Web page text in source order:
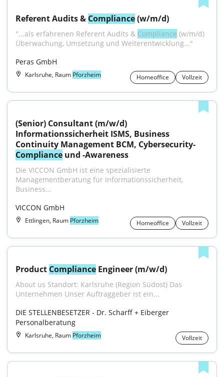
Referent Audits & Compliance (w/m/d)
"...als erfahrenen Referent Audits & Compliance (w/m/d)
Überwachung, Umsetzung und Weiterentwicklung..."
Peras GmbH
Karlsruhe, Raum Pforzheim Homeoffice Vollzeit
(Senior) Consultant (m/w/d)
Informationssicherheit ISMS, Business
Continuity Management BCM, Cybersecurity-
Compliance und -Awareness
Die VICCON GmbH ist eine spezialisierte
Managementberatung für Informationssicherheit,
Business...
VICCON GmbH
Ettlingen, Raum Pforzheim Homeoffice Vollzeit
Product Compliance Engineer (m/w/d)
About us Standort: Karlsruhe (Region Südost) Das
Unternehmen Unser Auftraggeber ist ein...
DIE STELLENBESETZER - Dr. Scharff + Eiberger
Personalberatung
Karlsruhe, Raum Pforzheim Vollzeit